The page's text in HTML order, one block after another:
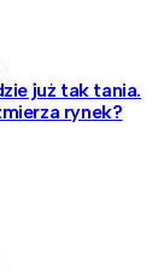
już tak tania.
rynek?